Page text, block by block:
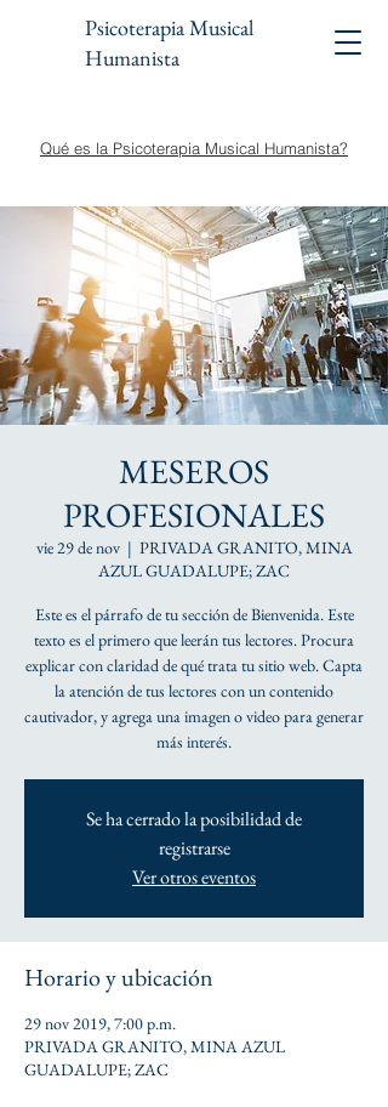
Psicoterapia Musical
Humanista
Qué es la Psicoterapia Musical Humanista?
MESEROS
PROFESIONALES
vie 29 de nov
  |
PRIVADA GRANITO, MINA
AZUL GUADALUPE; ZAC
Este es el párrafo de tu sección de Bienvenida. Este
texto es el primero que leerán tus lectores. Procura
explicar con claridad de qué trata tu sitio web. Capta
la atención de tus lectores con un contenido
cautivador, y agrega una imagen o video para generar
más interés.
Se ha cerrado la posibilidad de
registrarse
Ver otros eventos
Horario y ubicación
29 nov 2019, 7:00 p.m.
PRIVADA GRANITO, MINA AZUL
GUADALUPE; ZAC